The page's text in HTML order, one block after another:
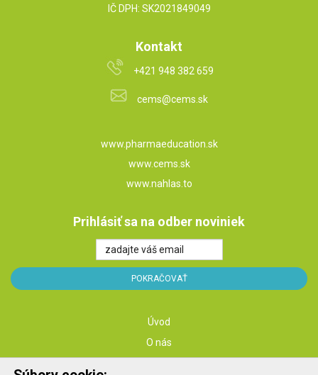
IČ DPH: SK2021849049
Kontakt
+421 948 382 659
cems@cems.sk
www.pharmaeducation.sk
www.cems.sk
www.nahlas.to
Prihlásiť sa na odber noviniek
Úvod
O nás